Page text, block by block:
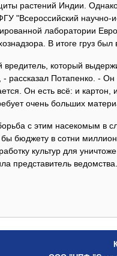
растений Индии.
"Всероссийский научно-
лаборатории
В итоге груз
который
рассказал Потапенко. -
Он есть всё: и картон,
очень больших
с этим насекомым в
бюджету в сотни
культур для
представитель ведомства.